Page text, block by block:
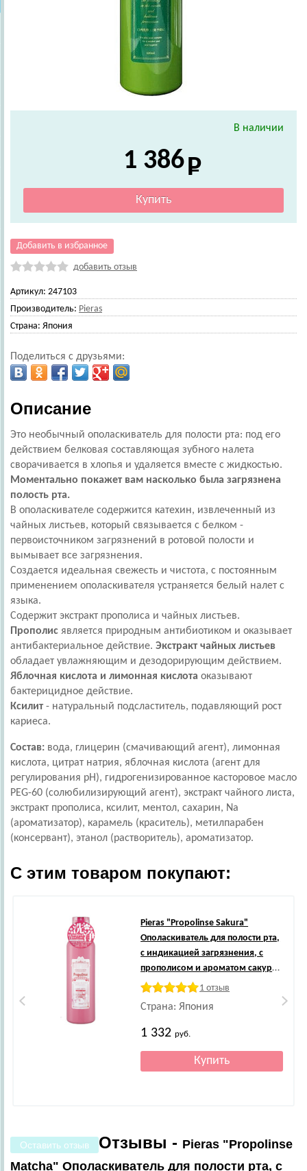
В наличии
1 386
Добавить в избранное
добавить отзыв
Артикул: 247103
Производитель: Pieras
Страна: Япония
Поделиться с друзьями:
Описание
Это необычный ополаскиватель для полости рта: под его
действием белковая составляющая зубного налета
сворачивается в хлопья и удаляется вместе с жидкостью.
Моментально покажет вам насколько была загрязнена
полость рта.
В ополаскивателе содержится катехин, извлеченный из
чайных листьев, который связывается с белком -
первоисточником загрязнений в ротовой полости и
вымывает все загрязнения.
Создается идеальная свежесть и чистота, с постоянным
применением ополаскивателя устраняется белый налет с
языка.
Содержит экстракт прополиса и чайных листьев.
Прополис является природным антибиотиком и оказывает
антибактериальное действие. Экстракт чайных листьев
обладает увлажняющим и дезодорирующим действием.
Яблочная кислота и лимонная кислота оказывают
бактерицидное действие.
Ксилит- натуральный подсластитель, подавляющий рост
кариеса.
Состав: вода, глицерин (смачивающий агент), лимонная
кислота, цитрат натрия, яблочная кислота (агент для
регулирования pH), гидрогенизированное касторовое масло
PEG-60 (солюбилизирующий агент), экстракт чайного листа,
экстракт прополиса, ксилит, ментол, сахарин, Na
(ароматизатор), карамель (краситель), метилпарабен
(консервант), этанол (растворитель), ароматизатор.
С этим товаром покупают:
Pieras "Propolinse Sakura"
Ополаскиватель для полости рта,
с индикацией загрязнения, с
прополисом и ароматом сакуры,
600 мл.
1 отзыв
Страна: Япония
1 332руб.
Оставить отзыв Отзывы - Pieras "Propolinse
Matcha" Ополаскиватель для полости рта, с